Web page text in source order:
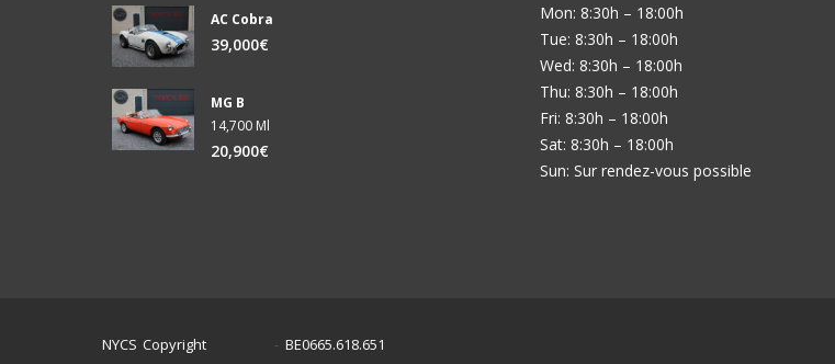
AC Cobra
39,000€
MG B
14,700 Ml
20,900€
Mon: 8:30h – 18:00h
Tue: 8:30h – 18:00h
Wed: 8:30h – 18:00h
Thu: 8:30h – 18:00h
Fri: 8:30h – 18:00h
Sat: 8:30h – 18:00h
Sun: Sur rendez-vous possible
NYCS Copyright - BE0665.618.651